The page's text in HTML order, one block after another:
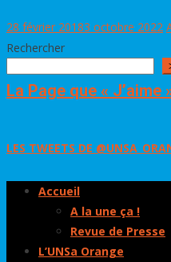
28 février 20183 octobre 2022
Rechercher
La Page que « J’aime
LES TWEETS DE
Accueil
A la une ça !
Revue de Presse
L’UNSa Orange